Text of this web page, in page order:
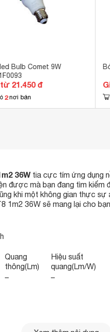
Bulb Comet 9W
21.450 đ
2 nơi bán
36W tia cực tím ứng dụng
được mà bạn đang tìm kiếm
khi một không gian thực
1m2 36W sẽ mang lại cho
Quang
thông(Lm)
Hiệu suất
quang(Lm/W)
– –